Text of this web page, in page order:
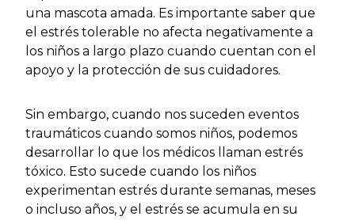
una mascota amada. Es importante saber que
el estrés tolerable no afecta negativamente a
los niños a largo plazo cuando cuentan con el
apoyo y la protección de sus cuidadores.
Sin embargo, cuando nos suceden eventos
traumáticos cuando somos niños, podemos
desarrollar lo que los médicos llaman estrés
tóxico. Esto sucede cuando los niños
experimentan estrés durante semanas, meses
o incluso años, y el estrés se acumula en su